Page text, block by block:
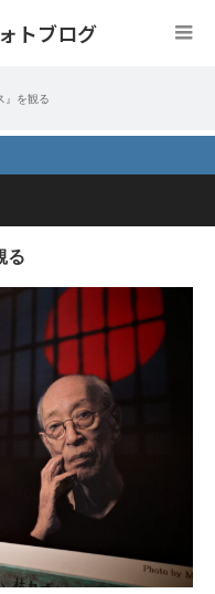
トブログ
』を観る
る